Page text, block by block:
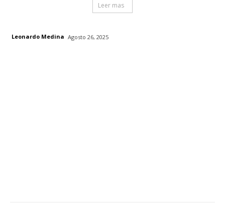
Leer mas
Leonardo Medina Agosto 26, 2025